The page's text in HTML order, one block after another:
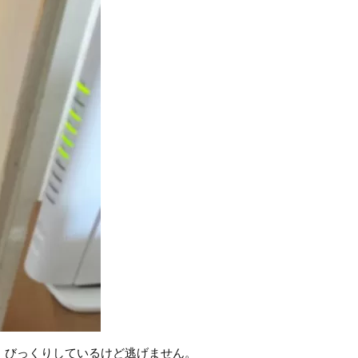
っくりしているけど逃げません。